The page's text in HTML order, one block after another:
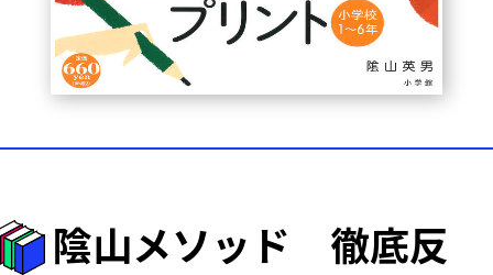
陰山メソッド 徹底反